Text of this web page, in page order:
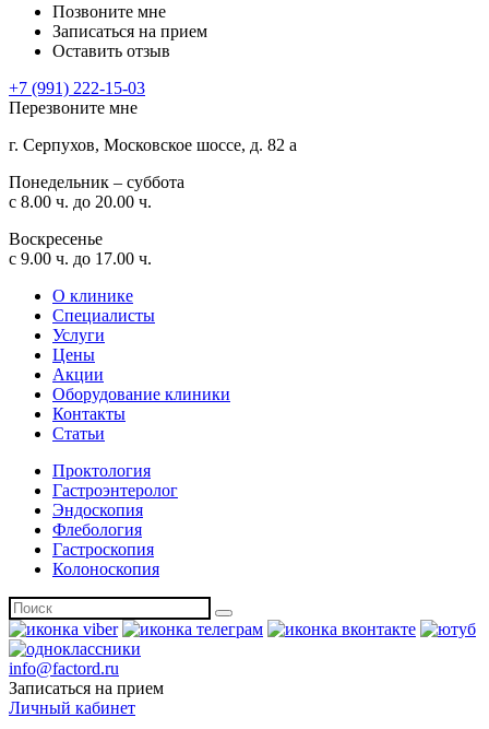
Позвоните мне
Записаться на прием
Оставить отзыв
+7 (991) 222-15-03
Перезвоните мне
г. Серпухов, Московское шоссе, д. 82 а
Понедельник – суббота
с 8.00 ч. до 20.00 ч.
Воскресенье
с 9.00 ч. до 17.00 ч.
О клинике
Специалисты
Услуги
Цены
Акции
Оборудование клиники
Контакты
Статьи
Проктология
Гастроэнтеролог
Эндоскопия
Флебология
Гастроскопия
Колоноскопия
info@factord.ru
Записаться на прием
Личный кабинет